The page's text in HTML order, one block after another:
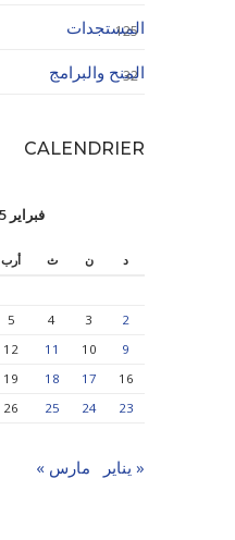
المستجدات
125
المنح والبرامج
32
CALENDRIER
فبراير 2025
د ن ث أرب
2
3
4
5
9
10
11
12
16
17
18
19
23
24
25
26
« يناير مارس »